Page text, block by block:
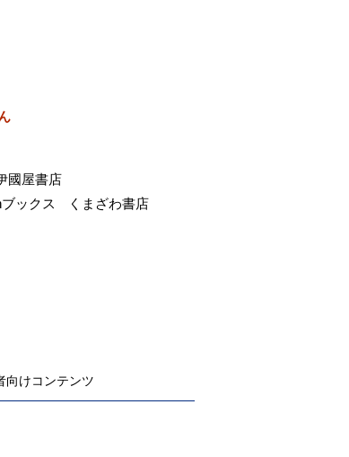
國屋書店
ックス くまざわ書店
向けコンテンツ